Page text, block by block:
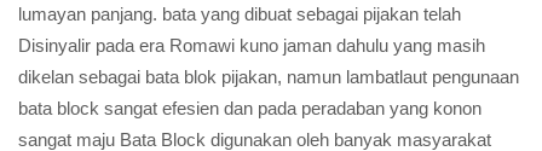
lumayan panjang. bata yang dibuat sebagai pijakan telah
Disinyalir pada era Romawi kuno jaman dahulu yang masih
dikelan sebagai bata blok pijakan, namun lambatlaut pengunaan
bata block sangat efesien dan pada peradaban yang konon
sangat maju Bata Block digunakan oleh banyak masyarakat